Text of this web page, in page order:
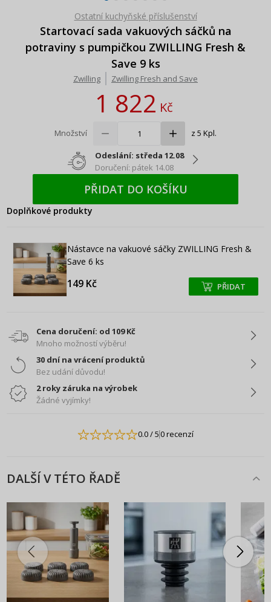
Ostatní kuchyňské příslušenství
Startovací sada vakuových sáčků na
potraviny s pumpičkou ZWILLING Fresh &
Save 9 ks
Zwilling Zwilling Fresh and Save
1 822Kč
Množství z 5 Kpl.
Odeslání: středa 12.08
Doručení: pátek 14.08
PŘIDAT DO KOŠÍKU
Doplňkové produkty
Nástavce na vakuové sáčky ZWILLING Fresh &
Save 6 ks
149 Kč +
+ PŘIDAT
Cena doručení: od 109 Kč
Mnoho možností výběru!
30 dní na vrácení produktů
Bez udání důvodu!
2 roky záruka na výrobek
Žádné vyjímky!
0.0/ 50 recenzí
DALŠÍ V TÉTO ŘADĚ